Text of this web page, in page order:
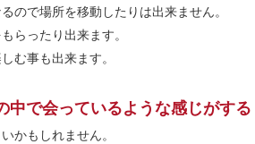
ので場所を移動したりは出来ません。
らったり出来ます。
む事も出来ます。
で会っているような感じがする
かもしれません。